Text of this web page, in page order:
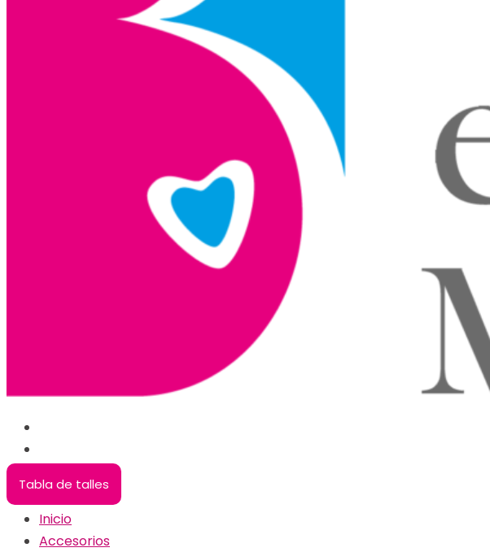
Tabla de talles
Inicio
Accesorios